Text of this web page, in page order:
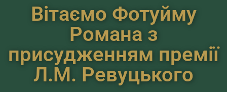
Вітаємо Фотуйму
Романа з
присудженням премії
Л.М. Ревуцького